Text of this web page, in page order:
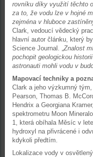
rovníku díky využití těchto
za to, že vodu lze v hojné
zejména v hluboce
Clark, vedoucí vědecký
hlavní autor článku, který
Science Journal. „Znalost
pochopit geologickou
astronauti mohli vodu v
Mapovací techniky a
Clark a jeho výzkumný
Pearson, Thomas B.
Hendrix a Georgiana
spektrometru Moon
1, která obíhala Měsíc v
hydroxyl na přivrácené i
kdykoli předtím.
Lokalizace vody v